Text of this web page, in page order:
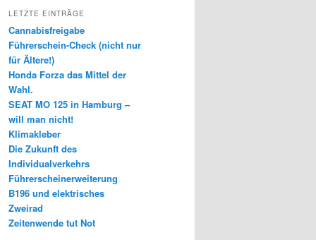
LETZTE EINTRÄGE
Cannabisfreigabe
Führerschein-Check (nicht nur
für Ältere!)
Honda Forza das Mittel der
Wahl.
SEAT MO 125 in Hamburg –
will man nicht!
Klimakleber
Die Zukunft des
Individualverkehrs
Führerscheinerweiterung
B196 und elektrisches
Zweirad
Zeitenwende tut Not